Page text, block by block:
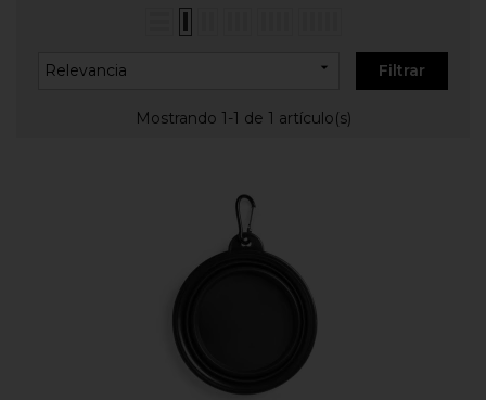
Relevancia  Filtrar
Mostrando 1-1 de 1 artículo(s)